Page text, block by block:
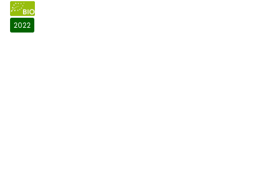
BIO
2022